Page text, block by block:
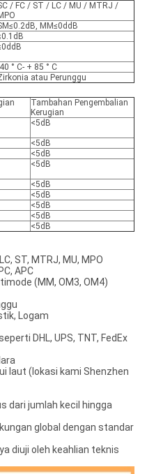
/ FC / ST / LC / MU / MTRJ /
MM≤0ddB
° C- + 85 ° C
atau Perunggu
Tambahan Pengembalian
Kerugian
<5dB
<5dB
<5dB
<5dB
<5dB
<5dB
<5dB
<5dB
<5dB
ST, MTRJ, MU, MPO
APC
(MM, OM3, OM4)
Logam
DHL, UPS, TNT, FedEx
laut (lokasi kami Shenzhen
dari jumlah kecil hingga
global dengan standar
diuji oleh keahlian teknis